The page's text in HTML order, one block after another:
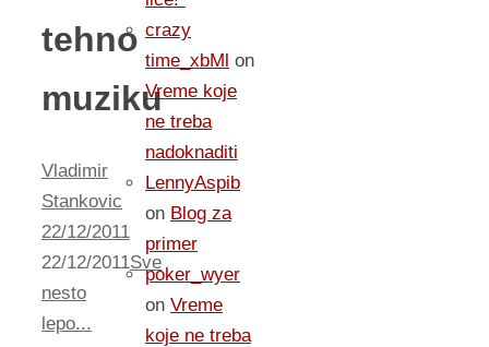
tehno
muziku
Vladimir
Stankovic
22/12/2011
22/12/2011Sve
nesto
lepo...
crazy
time_xbMl on
Vreme koje
ne treba
nadoknaditi
LennyAspib
on Blog za
primer
poker_wyer
on Vreme
koje ne treba